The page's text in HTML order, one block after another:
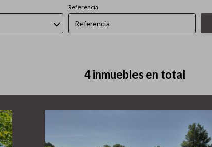
Referencia
4 inmuebles en total